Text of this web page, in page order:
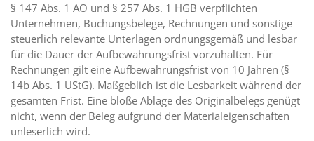
§ 147 Abs. 1 AO und § 257 Abs. 1 HGB verpflichten
Unternehmen, Buchungsbelege, Rechnungen und sonstige
steuerlich relevante Unterlagen ordnungsgemäß und lesbar
für die Dauer der Aufbewahrungsfrist vorzuhalten. Für
Rechnungen gilt eine Aufbewahrungsfrist von 10 Jahren (§
14b Abs. 1 UStG). Maßgeblich ist die Lesbarkeit während der
gesamten Frist. Eine bloße Ablage des Originalbelegs genügt
nicht, wenn der Beleg aufgrund der Materialeigenschaften
unleserlich wird.